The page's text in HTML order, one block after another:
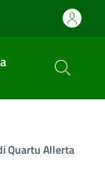
Quartu Allerta